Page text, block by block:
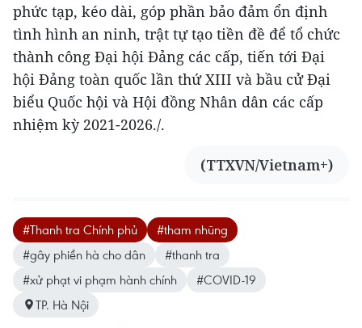
phức tạp, kéo dài, góp phần bảo đảm ổn định
tình hình an ninh, trật tự tạo tiền đề để tổ chức
thành công Đại hội Đảng các cấp, tiến tới Đại
hội Đảng toàn quốc lần thứ XIII và bầu cử Đại
biểu Quốc hội và Hội đồng Nhân dân các cấp
nhiệm kỳ 2021-2026./.
(TTXVN/Vietnam+)
#Thanh tra Chính phủ
#tham nhũng
#gây phiền hà cho dân
#thanh tra
#xử phạt vi phạm hành chính
#COVID-19
TP. Hà Nội